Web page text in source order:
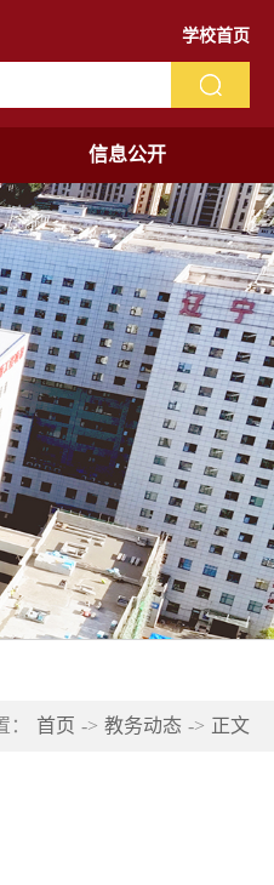
学校首页
信息公开
首页 -> 教务动态 -> 正文